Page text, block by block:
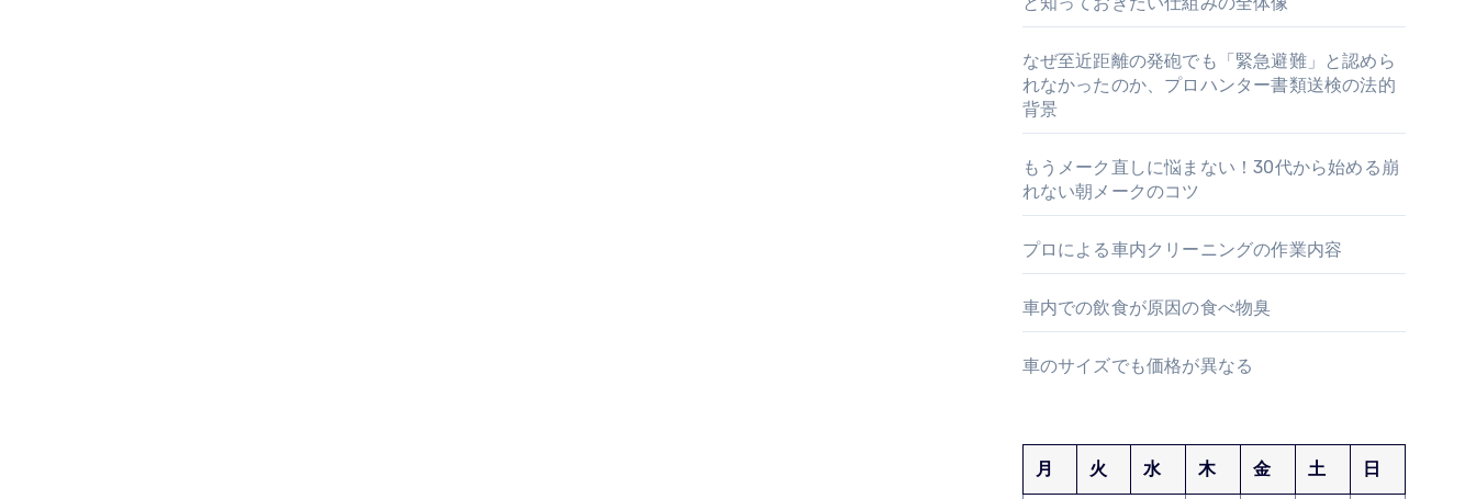
なぜ至近距離の発砲でも「緊急避難」と認めら
れなかったのか、プロハンター書類送検の法的
背景
もうメーク直しに悩まない！30代から始める崩
れない朝メークのコツ
プロによる車内クリーニングの作業内容
車内での飲食が原因の食べ物臭
車のサイズでも価格が異なる
月 火 水 木 金 土 日